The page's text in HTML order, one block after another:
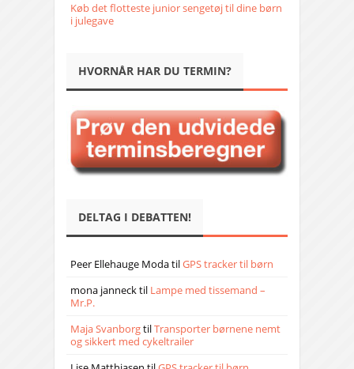
Køb det flotteste junior sengetøj til dine børn
i julegave
HVORNÅR HAR DU TERMIN?
DELTAG I DEBATTEN!
Peer Ellehauge ModatilGPS tracker til børn
mona jannecktil Lampe med tissemand –
Mr.P.
Maja SvanborgtilTransporter børnene nemt
og sikkert med cykeltrailer